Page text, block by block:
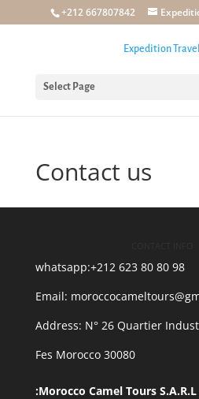
+212 667807842
Select Page
Contact us
whatsapp:+212 623 80 80 98
Email:
Address: N° 26 Quartier
30080 Fes Morocco
Morocco Camel Tours S.A.R.L: